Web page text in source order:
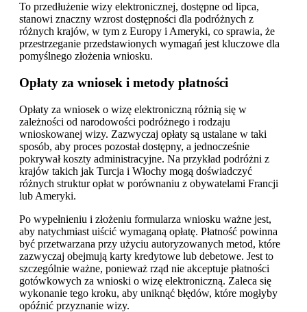
To przedłużenie wizy elektronicznej, dostępne od lipca,
stanowi znaczny wzrost dostępności dla podróżnych z
różnych krajów, w tym z Europy i Ameryki, co sprawia, że
przestrzeganie przedstawionych wymagań jest kluczowe dla
pomyślnego złożenia wniosku.
Opłaty za wniosek i metody płatności
Opłaty za wniosek o wizę elektroniczną różnią się w
zależności od narodowości podróżnego i rodzaju
wnioskowanej wizy. Zazwyczaj opłaty są ustalane w taki
sposób, aby proces pozostał dostępny, a jednocześnie
pokrywał koszty administracyjne. Na przykład podróżni z
krajów takich jak Turcja i Włochy mogą doświadczyć
różnych struktur opłat w porównaniu z obywatelami Francji
lub Ameryki.
Po wypełnieniu i złożeniu formularza wniosku ważne jest,
aby natychmiast uiścić wymaganą opłatę. Płatność powinna
być przetwarzana przy użyciu autoryzowanych metod, które
zazwyczaj obejmują karty kredytowe lub debetowe. Jest to
szczególnie ważne, ponieważ rząd nie akceptuje płatności
gotówkowych za wnioski o wizę elektroniczną. Zaleca się
wykonanie tego kroku, aby uniknąć błędów, które mogłyby
opóźnić przyznanie wizy.